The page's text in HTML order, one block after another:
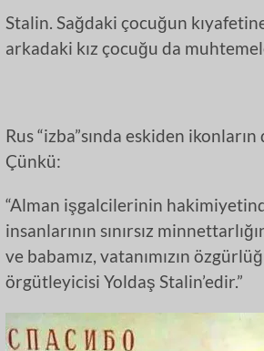
Stalin. Sağdaki çocuğun
arkadaki kız çocuğu da
Rus “izba”sında eskiden
Çünkü:
“Alman işgalcilerinin
insanlarının sınırsız
ve babamız, vatanımızın
örgütleyicisi Yoldaş Stalin’edir.”